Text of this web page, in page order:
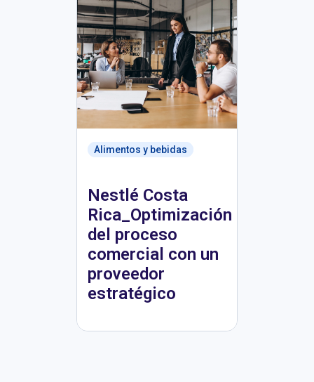
Alimentos y bebidas
Nestlé Costa
Rica_Optimización
del proceso
comercial con un
proveedor
estratégico